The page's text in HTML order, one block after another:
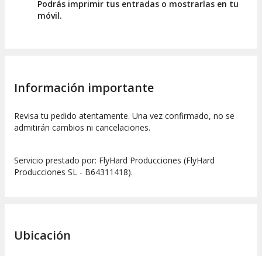
Podrás imprimir tus entradas o mostrarlas en tu
móvil.
Información importante
Revisa tu pedido atentamente. Una vez confirmado, no se
admitirán cambios ni cancelaciones.
Servicio prestado por: FlyHard Producciones (FlyHard
Producciones SL - B64311418).
Ubicación